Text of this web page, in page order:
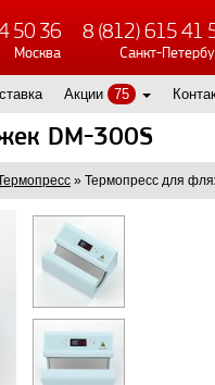
50 36
Москва
8 (812) 615 41
Санкт-
Акции 75
DM-300S
» Термопресс для